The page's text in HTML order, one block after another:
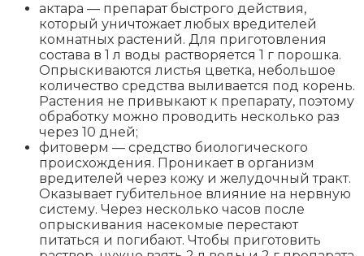
актара — препарат быстрого действия,
который уничтожает любых вредителей
комнатных растений. Для приготовления
состава в 1 л воды растворяется 1 г порошка.
Опрыскиваются листья цветка, небольшое
количество средства выливается под корень.
Растения не привыкают к препарату, поэтому
обработку можно проводить несколько раз
через 10 дней;
фитоверм — средство биологического
происхождения. Проникает в организм
вредителей через кожу и желудочный тракт.
Оказывает губительное влияние на нервную
систему. Через несколько часов после
опрыскивания насекомые перестают
питаться и погибают. Чтобы приготовить